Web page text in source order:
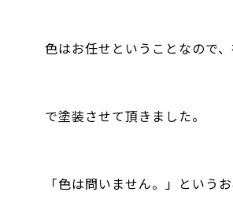
色はお任せということなので
で塗装させて頂きました。
「色は問いません。」という